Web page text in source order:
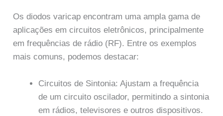
Os diodos varicap encontram uma ampla gama de
aplicações em circuitos eletrônicos, principalmente
em frequências de rádio (RF). Entre os exemplos
mais comuns, podemos destacar:
Circuitos de Sintonia: Ajustam a frequência
de um circuito oscilador, permitindo a sintonia
em rádios, televisores e outros dispositivos.